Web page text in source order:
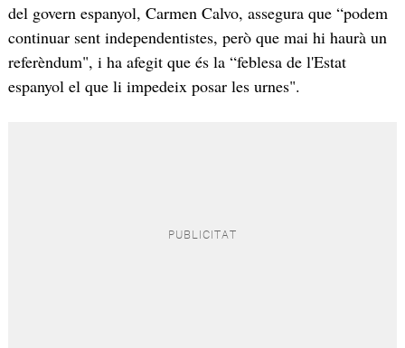
del govern espanyol, Carmen Calvo, assegura que “podem
continuar sent independentistes, però que mai hi haurà un
referèndum", i ha afegit que és la “feblesa de l'Estat
espanyol el que li impedeix posar les urnes".